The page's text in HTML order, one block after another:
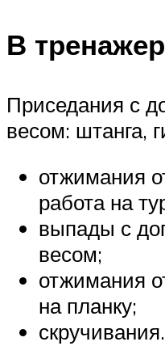
В
Приседания с
весом: штанга,
отжимания
работа на
выпады с
весом;
отжимания
на планку;
скручивания.